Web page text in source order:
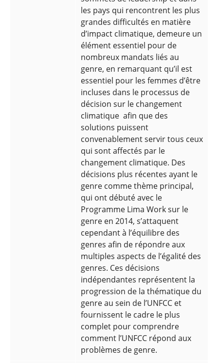
les pays qui rencontrent les plus
grandes difficultés en matière
d’impact climatique, demeure un
élément essentiel pour de
nombreux mandats liés au
genre, en remarquant qu’il est
essentiel pour les femmes d’être
incluses dans le processus de
décision sur le changement
climatique afin que des
solutions puissent
convenablement servir tous ceux
qui sont affectés par le
changement climatique. Des
décisions plus récentes ayant le
genre comme thème principal,
qui ont débuté avec le
Programme Lima Work sur le
genre en 2014, s’attaquent
cependant à l’équilibre des
genres afin de répondre aux
multiples aspects de l’égalité des
genres. Ces décisions
indépendantes représentent la
progression de la thématique du
genre au sein de l’UNFCC et
fournissent le cadre le plus
complet pour comprendre
comment l’UNFCC répond aux
problèmes de genre.